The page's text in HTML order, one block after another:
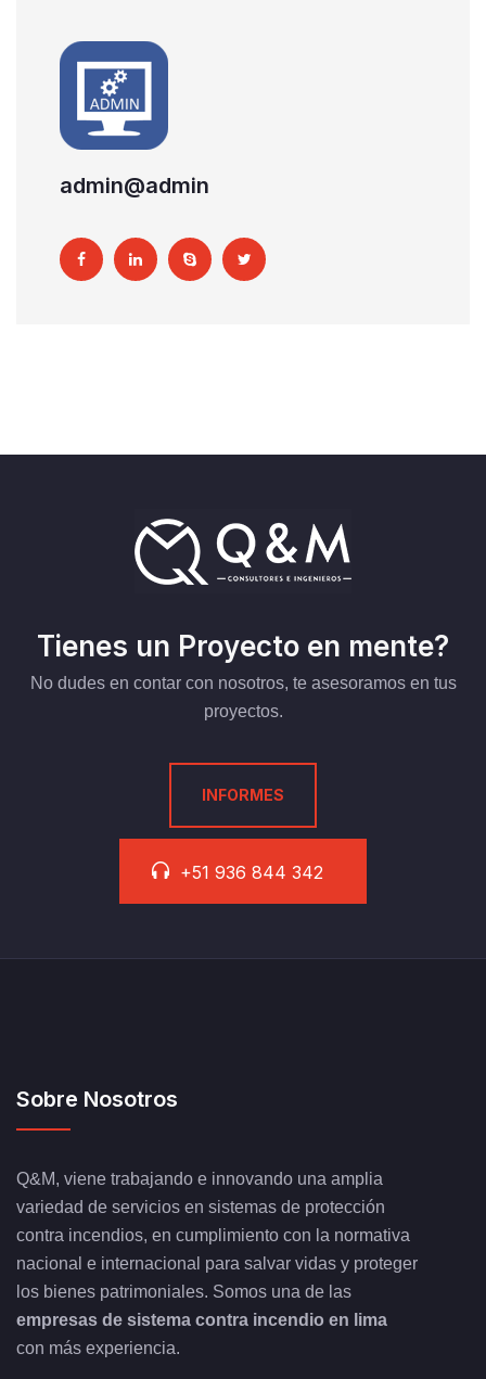
admin@admin
Tienes un Proyecto en mente?
No dudes en contar con nosotros, te asesoramos en tus
proyectos.
INFORMES
+51 936 844 342
Sobre Nosotros
Q&M, viene trabajando e innovando una amplia
variedad de servicios en sistemas de protección
contra incendios, en cumplimiento con la normativa
nacional e internacional para salvar vidas y proteger
los bienes patrimoniales. Somos una de las
empresas de sistema contra incendio en lima
con más experiencia.